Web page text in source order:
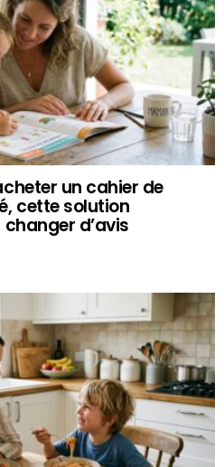
un cahier de
cette solution
d’avis